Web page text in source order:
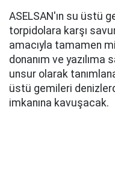
ASELSAN'ın su üstü
torpidolara karşı
amacıyla tamamen
donanım ve yazılıma
unsur olarak
üstü gemileri
imkanına kavuşacak.